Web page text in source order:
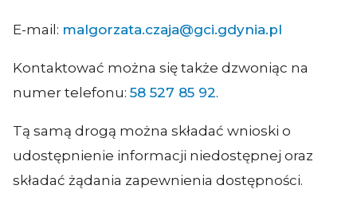
E-mail: malgorzata.czaja@gci.gdynia.pl
Kontaktować można się także dzwoniąc na
numer telefonu: 58 527 85 92.
Tą samą drogą można składać wnioski o
udostępnienie informacji niedostępnej oraz
składać żądania zapewnienia dostępności.